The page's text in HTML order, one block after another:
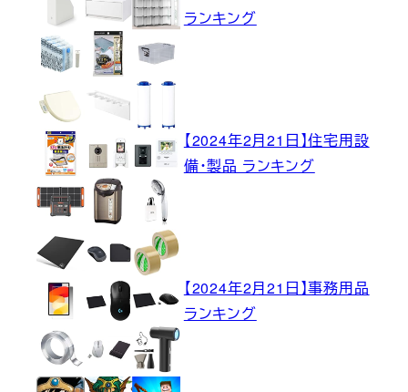
ランキング
【2024年2月21日】住宅用設
備・製品 ランキング
【2024年2月21日】事務用品
ランキング